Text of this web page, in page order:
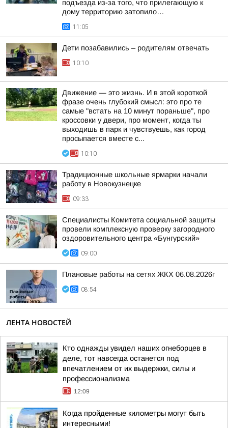
подъезда из-за того, что прилегающую к
дому территорию затопило…
11:05
Дети позабавились – родителям отвечать
10:10
Движение — это жизнь. И в этой короткой
фразе очень глубокий смысл: это про те
самые "встать на 10 минут пораньше", про
кроссовки у двери, про момент, когда ты
выходишь в парк и чувствуешь, как город
просыпается вместе с...
10:10
Традиционные школьные ярмарки начали
работу в Новокузнецке
09:33
Специалисты Комитета социальной защиты
провели комплексную проверку загородного
оздоровительного центра «Бунгурский»
09:00
Плановые работы на сетях ЖКХ 06.08.2026г
08:54
ЛЕНТА НОВОСТЕЙ
Кто однажды увидел наших огнеборцев в
деле, тот навсегда останется под
впечатлением от их выдержки, силы и
профессионализма
12:09
Когда пройденные километры могут быть
интересными!